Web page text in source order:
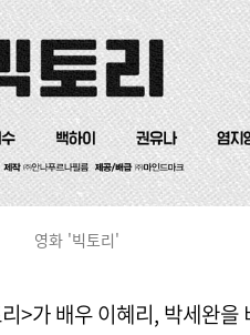
영화 '빅토리'
>가 배우 이혜리, 박세완을